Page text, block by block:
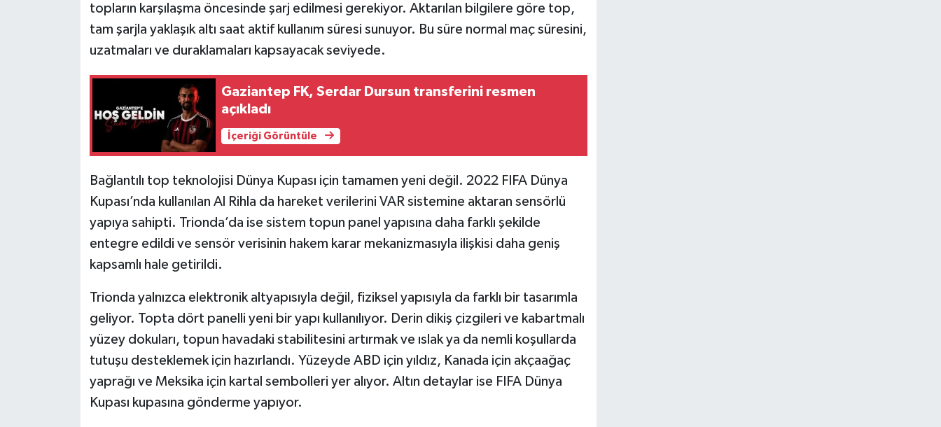
topların karşılaşma öncesinde şarj edilmesi gerekiyor. Aktarılan bilgilere göre top,
tam şarjla yaklaşık altı saat aktif kullanım süresi sunuyor. Bu süre normal maç süresini,
uzatmaları ve duraklamaları kapsayacak seviyede.
Gaziantep FK, Serdar Dursun transferini resmen
açıkladı
İçeriği Görüntüle
Bağlantılı top teknolojisi Dünya Kupası için tamamen yeni değil. 2022 FIFA Dünya
Kupası’nda kullanılan Al Rihla da hareket verilerini VAR sistemine aktaran sensörlü
yapıya sahipti. Trionda’da ise sistem topun panel yapısına daha farklı şekilde
entegre edildi ve sensör verisinin hakem karar mekanizmasıyla ilişkisi daha geniş
kapsamlı hale getirildi.
Trionda yalnızca elektronik altyapısıyla değil, fiziksel yapısıyla da farklı bir tasarımla
geliyor. Topta dört panelli yeni bir yapı kullanılıyor. Derin dikiş çizgileri ve kabartmalı
yüzey dokuları, topun havadaki stabilitesini artırmak ve ıslak ya da nemli koşullarda
tutuşu desteklemek için hazırlandı. Yüzeyde ABD için yıldız, Kanada için akçaağaç
yaprağı ve Meksika için kartal sembolleri yer alıyor. Altın detaylar ise FIFA Dünya
Kupası kupasına gönderme yapıyor.